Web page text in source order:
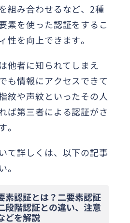
組み合わせるなど、2種
素を使った認証をするこ
性を向上できます。
他者に知られてしまえ
も情報にアクセスできて
紋や声紋といったその人
ば第三者による認証がさ
。
て詳しくは、以下の記事
。
素認証とは？二要素認証
段階認証との違い、注意
どを解説